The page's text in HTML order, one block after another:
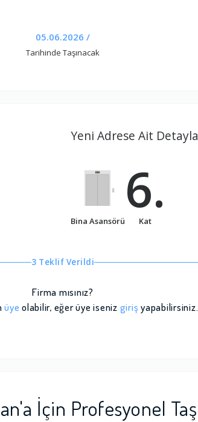
05.06.2026 /
Tarihinde Taşınacak
Yeni Adrese Ait
Bina Asansörü
6.
Kat
3 Teklif Verildi
Firma mısınız?
üye olabilir, eğer üye iseniz giriş yapabilirsiniz.
İçin Profesyonel